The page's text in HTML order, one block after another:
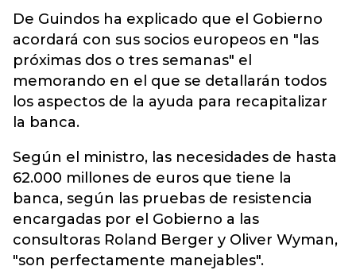
De Guindos ha explicado que el Gobierno
acordará con sus socios europeos en "las
próximas dos o tres semanas" el
memorando en el que se detallarán todos
los aspectos de la ayuda para recapitalizar
la banca.
Según el ministro, las necesidades de hasta
62.000 millones de euros que tiene la
banca, según las pruebas de resistencia
encargadas por el Gobierno a las
consultoras Roland Berger y Oliver Wyman,
"son perfectamente manejables".